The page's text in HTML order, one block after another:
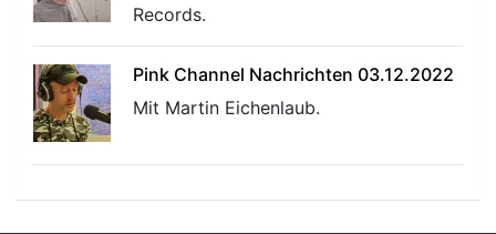
Records.
Pink Channel Nachrichten 03.12.2022
Mit Martin Eichenlaub.